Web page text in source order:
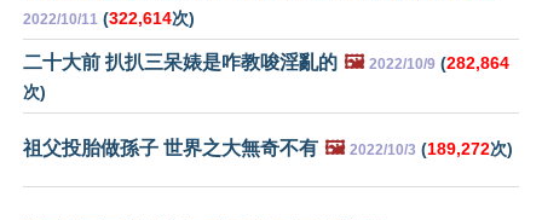
2022/10/11 (322,614次)
二十大前 扒扒三呆婊是咋教唆淫亂的 🖼️ 2022/10/9 (282,864
次)
祖父投胎做孫子 世界之大無奇不有 🖼️ 2022/10/3 (189,272次)